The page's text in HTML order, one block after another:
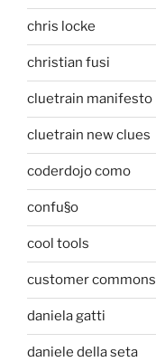
chris locke
christian fusi
cluetrain manifesto
cluetrain new clues
coderdojo como
confu§o
cool tools
customer commons
daniela gatti
daniele della seta